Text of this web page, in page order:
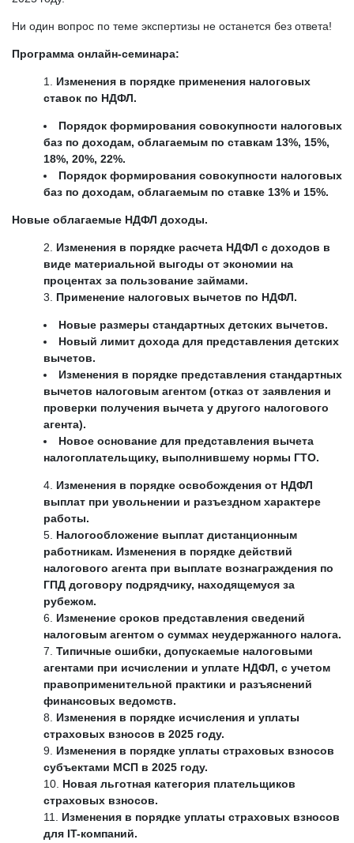
Ни один вопрос по теме экспертизы не останется без ответа!
Программа онлайн-семинара:
Изменения в порядке применения налоговых
ставок по НДФЛ.
Порядок формирования совокупности налоговых
баз по доходам, облагаемым по ставкам 13%, 15%,
18%, 20%, 22%.
Порядок формирования совокупности налоговых
баз по доходам, облагаемым по ставке 13% и 15%.
Новые облагаемые НДФЛ доходы.
Изменения в порядке расчета НДФЛ с доходов в
виде материальной выгоды от экономии на
процентах за пользование займами.
Применение налоговых вычетов по НДФЛ.
Новые размеры стандартных детских вычетов.
Новый лимит дохода для представления детских
вычетов.
Изменения в порядке представления стандартных
вычетов налоговым агентом (отказ от заявления и
проверки получения вычета у другого налогового
агента).
Новое основание для представления вычета
налогоплательщику, выполнившему нормы ГТО.
Изменения в порядке освобождения от НДФЛ
выплат при увольнении и разъездном характере
работы.
Налогообложение выплат дистанционным
работникам. Изменения в порядке действий
налогового агента при выплате вознаграждения по
ГПД договору подрядчику, находящемуся за
рубежом.
Изменение сроков представления сведений
налоговым агентом о суммах неудержанного налога.
Типичные ошибки, допускаемые налоговыми
агентами при исчислении и уплате НДФЛ, с учетом
правоприменительной практики и разъяснений
финансовых ведомств.
Изменения в порядке исчисления и уплаты
страховых взносов в 2025 году.
Изменения в порядке уплаты страховых взносов
субъектами МСП в 2025 году.
Новая льготная категория плательщиков
страховых взносов.
Изменения в порядке уплаты страховых взносов
для IT-компаний.